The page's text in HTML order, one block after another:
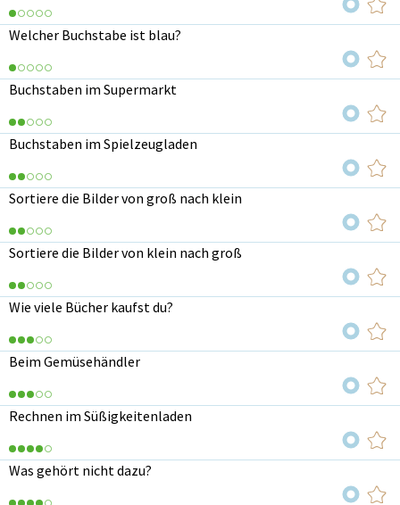
Welcher Buchstabe ist blau?
Buchstaben im Supermarkt
Buchstaben im Spielzeugladen
Sortiere die Bilder von groß nach klein
Sortiere die Bilder von klein nach groß
Wie viele Bücher kaufst du?
Beim Gemüsehändler
Rechnen im Süßigkeitenladen
Was gehört nicht dazu?